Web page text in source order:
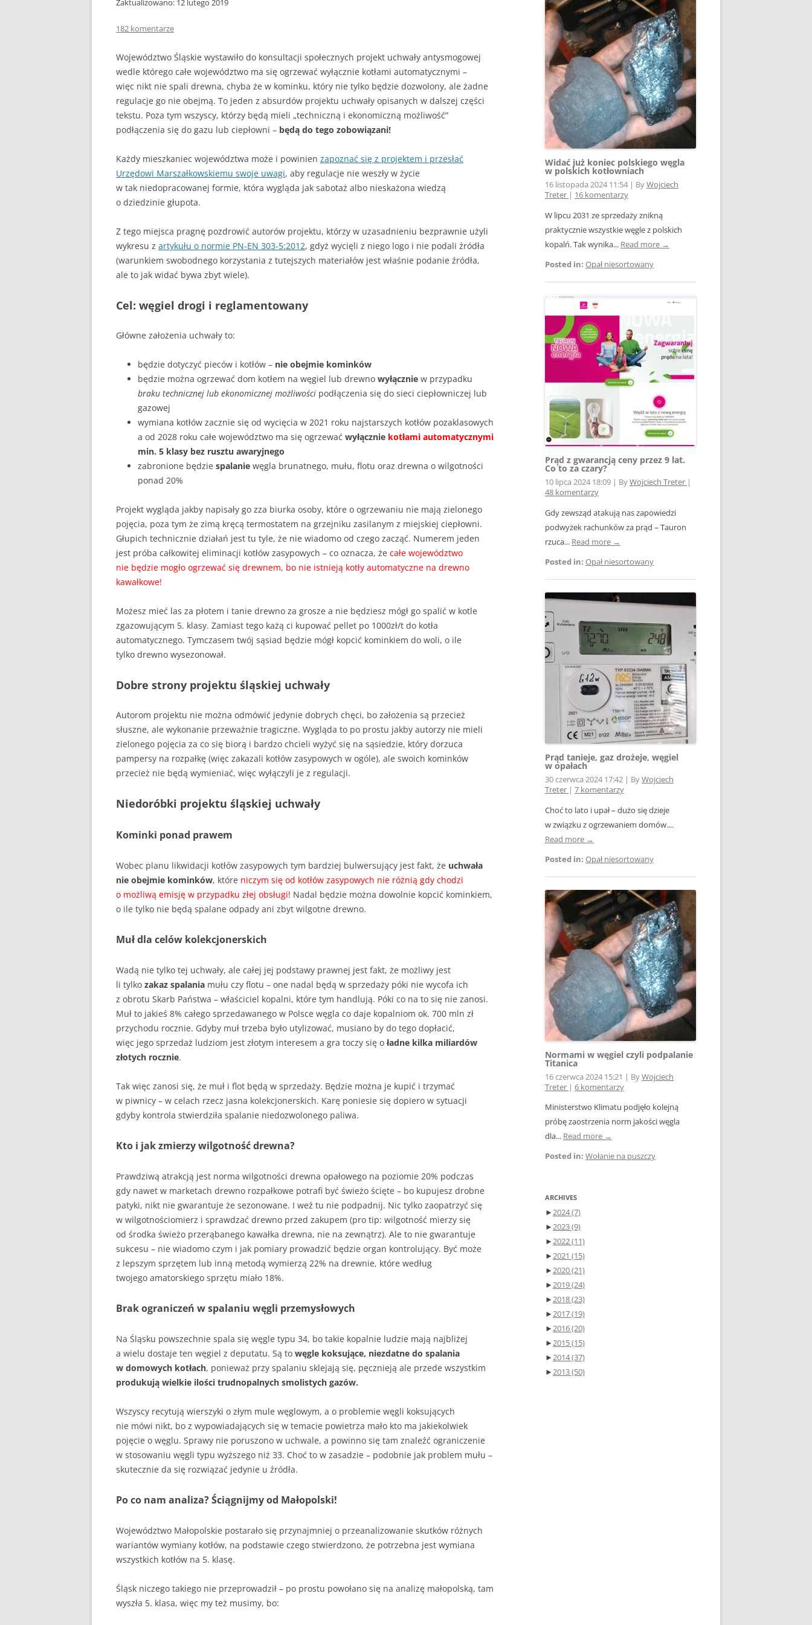
DLACZEGO PIEC KOPCI
GDY BIEDA NIE POZWALA SIĘ
OGRZAĆ
Zaktualizowano: 12 lutego 2019
182 komentarze
Województwo Śląskie wystawiło do konsultacji społecznych projekt uchwały antysmogowej
wedle którego całe województwo ma się ogrzewać wyłącznie kotłami automatycznymi –
więc nikt nie spali drewna, chyba że w kominku, który nie tylko będzie dozwolony, ale żadne
regulacje go nie obejmą. To jeden z absurdów projektu uchwały opisanych w dalszej części
tekstu. Poza tym wszyscy, którzy będą mieli „techniczną i ekonomiczną możliwość”
podłączenia się do gazu lub ciepłowni – będą do tego zobowiązani!
Każdy mieszkaniec województwa może i powinien zapoznać się z projektem i przesłać
Urzędowi Marszałkowskiemu swoje uwagi, aby regulacje nie weszły w życie
w tak niedopracowanej formie, która wygląda jak sabotaż albo nieskażona wiedzą
o dziedzinie głupota.
Z tego miejsca pragnę pozdrowić autorów projektu, którzy w uzasadnieniu bezprawnie użyli
wykresu z artykułu o normie PN-EN 303-5:2012, gdyż wycięli z niego logo i nie podali źródła
(warunkiem swobodnego korzystania z tutejszych materiałów jest właśnie podanie źródła,
ale to jak widać bywa zbyt wiele).
Cel: węgiel drogi i reglamentowany
Główne założenia uchwały to:
będzie dotyczyć pieców i kotłów – nie obejmie kominków
będzie można ogrzewać dom kotłem na węgiel lub drewno wyłącznie w przypadku
braku technicznej lub ekonomicznej możliwości podłączenia się do sieci ciepłowniczej lub
gazowej
wymiana kotłów zacznie się od wycięcia w 2021 roku najstarszych kotłów pozaklasowych
a od 2028 roku całe województwo ma się ogrzewać wyłącznie kotłami automatycznymi
min. 5 klasy bez rusztu awaryjnego
zabronione będzie spalanie węgla brunatnego, mułu, flotu oraz drewna o wilgotności
ponad 20%
Projekt wygląda jakby napisały go zza biurka osoby, które o ogrzewaniu nie mają zielonego
pojęcia, poza tym że zimą kręcą termostatem na grzejniku zasilanym z miejskiej ciepłowni.
Głupich technicznie działań jest tu tyle, że nie wiadomo od czego zacząć. Numerem jeden
jest próba całkowitej eliminacji kotłów zasypowych – co oznacza, że całe województwo
nie będzie mogło ogrzewać się drewnem, bo nie istnieją kotły automatyczne na drewno
kawałkowe!
Możesz mieć las za płotem i tanie drewno za grosze a nie będziesz mógł go spalić w kotle
zgazowującym 5. klasy. Zamiast tego każą ci kupować pellet po 1000zł/t do kotła
automatycznego. Tymczasem twój sąsiad będzie mógł kopcić kominkiem do woli, o ile
tylko drewno wysezonował.
Dobre strony projektu śląskiej uchwały
Autorom projektu nie można odmówić jedynie dobrych chęci, bo założenia są przecież
słuszne, ale wykonanie przeważnie tragiczne. Wygląda to po prostu jakby autorzy nie mieli
zielonego pojęcia za co się biorą i bardzo chcieli wyżyć się na sąsiedzie, który dorzuca
pampersy na rozpałkę (więc zakazali kotłów zasypowych w ogóle), ale swoich kominków
przecież nie będą wymieniać, więc wyłączyli je z regulacji.
Niedoróbki projektu śląskiej uchwały
Kominki ponad prawem
Wobec planu likwidacji kotłów zasypowych tym bardziej bulwersujący jest fakt, że uchwała
nie obejmie kominków, które niczym się od kotłów zasypowych nie różnią gdy chodzi
o możliwą emisję w przypadku złej obsługi! Nadal będzie można dowolnie kopcić kominkiem,
o ile tylko nie będą spalane odpady ani zbyt wilgotne drewno.
Muł dla celów kolekcjonerskich
Wadą nie tylko tej uchwały, ale całej jej podstawy prawnej jest fakt, że możliwy jest
li tylko zakaz spalania mułu czy flotu – one nadal będą w sprzedaży póki nie wycofa ich
z obrotu Skarb Państwa – właściciel kopalni, które tym handlują. Póki co na to się nie zanosi.
Muł to jakieś 8% całego sprzedawanego w Polsce węgla co daje kopalniom ok. 700 mln zł
przychodu rocznie. Gdyby muł trzeba było utylizować, musiano by do tego dopłacić,
więc jego sprzedaż ludziom jest złotym interesem a gra toczy się o ładne kilka miliardów
złotych rocznie.
Tak więc zanosi się, że muł i flot będą w sprzedaży. Będzie można je kupić i trzymać
w piwnicy – w celach rzecz jasna kolekcjonerskich. Karę poniesie się dopiero w sytuacji
gdyby kontrola stwierdziła spalanie niedozwolonego paliwa.
Kto i jak zmierzy wilgotność drewna?
Prawdziwą atrakcją jest norma wilgotności drewna opałowego na poziomie 20% podczas
gdy nawet w marketach drewno rozpałkowe potrafi być świeżo ścięte – bo kupujesz drobne
patyki, nikt nie gwarantuje że sezonowane. I weź tu nie podpadnij. Nic tylko zaopatrzyć się
w wilgotnościomierz i sprawdzać drewno przed zakupem (pro tip: wilgotność mierzy się
od środka świeżo przerąbanego kawałka drewna, nie na zewnątrz). Ale to nie gwarantuje
sukcesu – nie wiadomo czym i jak pomiary prowadzić będzie organ kontrolujący. Być może
z lepszym sprzętem lub inną metodą wymierzą 22% na drewnie, które według
twojego amatorskiego sprzętu miało 18%.
Brak ograniczeń w spalaniu węgli przemysłowych
Na Śląsku powszechnie spala się węgle typu 34, bo takie kopalnie ludzie mają najbliżej
a wielu dostaje ten węgiel z deputatu. Są to węgle koksujące, niezdatne do spalania
w domowych kotłach, ponieważ przy spalaniu sklejają się, pęcznieją ale przede wszystkim
produkują wielkie ilości trudnopalnych smolistych gazów.
Wszyscy recytują wierszyki o złym mule węglowym, a o problemie węgli koksujących
nie mówi nikt, bo z wypowiadających się w temacie powietrza mało kto ma jakiekolwiek
pojęcie o węglu. Sprawy nie poruszono w uchwale, a powinno się tam znaleźć ograniczenie
w stosowaniu węgli typu wyższego niż 33. Choć to w zasadzie – podobnie jak problem mułu –
skutecznie da się rozwiązać jedynie u źródła.
Po co nam analiza? Ściągnijmy od Małopolski!
Województwo Małopolskie postarało się przynajmniej o przeanalizowanie skutków różnych
wariantów wymiany kotłów, na podstawie czego stwierdzono, że potrzebna jest wymiana
wszystkich kotłów na 5. klasę.
Śląsk niczego takiego nie przeprowadził – po prostu powołano się na analizę małopolską, tam
wyszła 5. klasa, więc my też musimy, bo:
Widać już koniec polskiego węgla
w polskich kotłowniach
16 listopada 2024 11:54 | ByWojciech
Treter | 16 komentarzy
W lipcu 2031 ze sprzedaży znikną
praktycznie wszystkie węgle z polskich
kopalń. Tak wynika... Read more →
Posted in: Opał niesortowany
Prąd z gwarancją ceny przez 9 lat.
Co to za czary?
10 lipca 2024 18:09 | ByWojciech Treter |
48 komentarzy
Gdy zewsząd atakują nas zapowiedzi
podwyżek rachunków za prąd – Tauron
rzuca... Read more →
Posted in: Opał niesortowany
Prąd tanieje, gaz drożeje, węgiel
w opałach
30 czerwca 2024 17:42 | ByWojciech
Treter | 7 komentarzy
Choć to lato i upał – dużo się dzieje
w związku z ogrzewaniem domów....
Read more →
Posted in: Opał niesortowany
Normami w węgiel czyli podpalanie
Titanica
16 czerwca 2024 15:21 | ByWojciech
Treter | 6 komentarzy
Ministerstwo Klimatu podjęło kolejną
próbę zaostrzenia norm jakości węgla
dla... Read more →
Posted in: Wołanie na puszczy
ARCHIVES
►2024(7)
►2023(9)
►2022(11)
►2021 (15)
►2020(21)
►2019(24)
►2018(23)
►2017(19)
►2016(20)
►2015(15)
►2014(37)
►2013(50)